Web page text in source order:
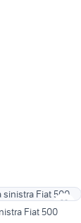
Fiat 500